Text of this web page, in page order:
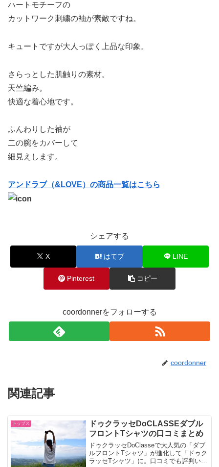
ハートモチーフの
カットワーク刺繍の袖が素敵ですね。
キュートですが大人っぽく上品な印象。
さらっとした肌触りの素材。
天竺編み。
快適な着心地です。
ふんわりした袖が
二の腕をカバーして
細見えします。
アンドラブ（&LOVE）の商品一覧はこちら
シェアする
X はてブ LINE
Pinterest コピー
coordonnerをフォローする
coordonner
関連記事
トップス
ドゥクラッセDoCLASSEダブル
フロントTシャツの口コミまとめ
ドゥクラッセDoClasseで大人気の「ダブ
ルフロントTシャツ」が進化して「ドゥク
ラッセTシャツ」に。口コミでも評判いい